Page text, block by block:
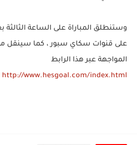
وستنطلق المباراة على الساعة الثالثة
على قنوات سكاي سبور ، كما
المواجهة عبر هذا الرابط
http://www.hesgoal.com/index.html